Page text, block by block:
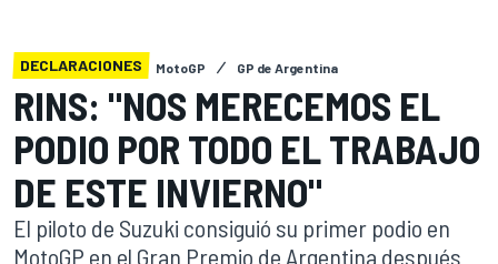
DECLARACIONES MotoGP GP de Argentina
RINS: "NOS MERECEMOS EL
PODIO POR TODO EL TRABAJO
DE ESTE INVIERNO"
El piloto de Suzuki consiguió su primer podio en
MotoGP en el Gran Premio de Argentina después